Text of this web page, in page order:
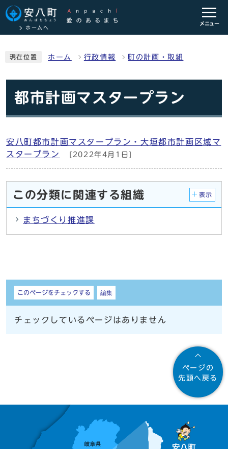
ホームへ
メニュー
現在位置 ホーム 行政情報 町の計画・取組
都市計画マスタープラン
安八町都市計画マスタープラン・大垣都市計画区域マ
スタープラン
[2022年4月1日]
この分類に関連する組織 表示
まちづくり推進課
しおり
このページをチェックする 編集
チェックしているページはありません
ページの
先頭へ戻る